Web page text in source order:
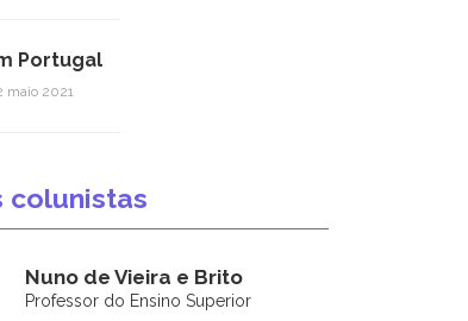
Portugal
maio 2021
colunistas
Nuno de Vieira e Brito
Professor do Ensino Superior